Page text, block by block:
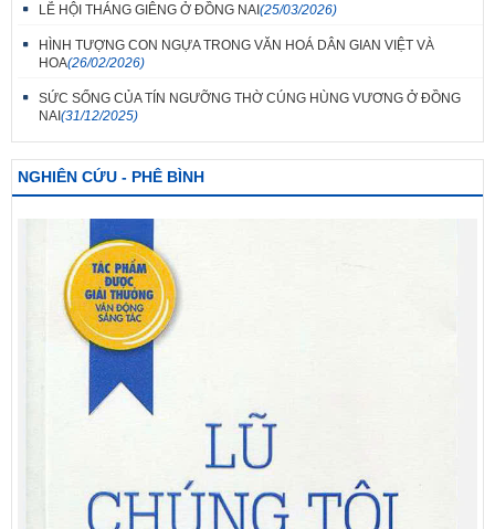
LỄ HỘI THÁNG GIÊNG Ở ĐỒNG NAI(25/03/2026)
HÌNH TƯỢNG CON NGỰA TRONG VĂN HOÁ DÂN GIAN VIỆT VÀ
HOA(26/02/2026)
SỨC SỐNG CỦA TÍN NGƯỠNG THỜ CÚNG HÙNG VƯƠNG Ở ĐỒNG
NAI(31/12/2025)
NGHIÊN CỨU - PHÊ BÌNH